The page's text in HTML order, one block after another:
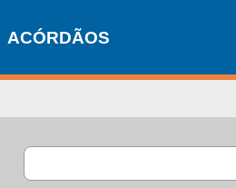
ACÓRDÃOS